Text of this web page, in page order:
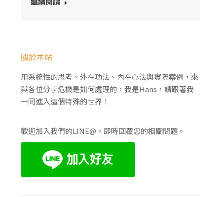
關於本站
用系統性的思考、外在功法、內在心法與實際案例，來
與各位分享危機是如何處理的，我是Hans，請跟著我
一同進入這個特殊的世界！
歡迎加入我們的LINE@，即時回覆您的相關問題。